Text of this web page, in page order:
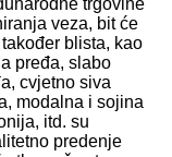
trgovine
veza, bit će
blista, kao
pređa, slabo
cvjetno siva
modalna i sojina
itd. su
predenje